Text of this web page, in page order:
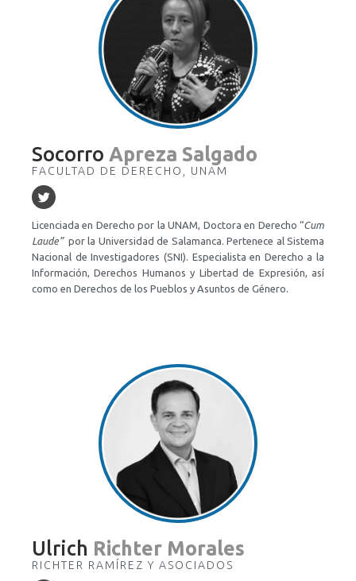
Socorro Apreza Salgado
FACULTAD DE DERECHO, UNAM
Licenciada en Derecho por la UNAM, Doctora en Derecho “Cum
Laude”por la Universidad de Salamanca. Pertenece al Sistema
Nacional de Investigadores (SNI). Especialista en Derecho a la
Información, Derechos Humanos y Libertad de Expresión, así
como en Derechos de los Pueblos y Asuntos de Género.
Ulrich Richter Morales
RICHTER RAMÍREZ Y ASOCIADOS